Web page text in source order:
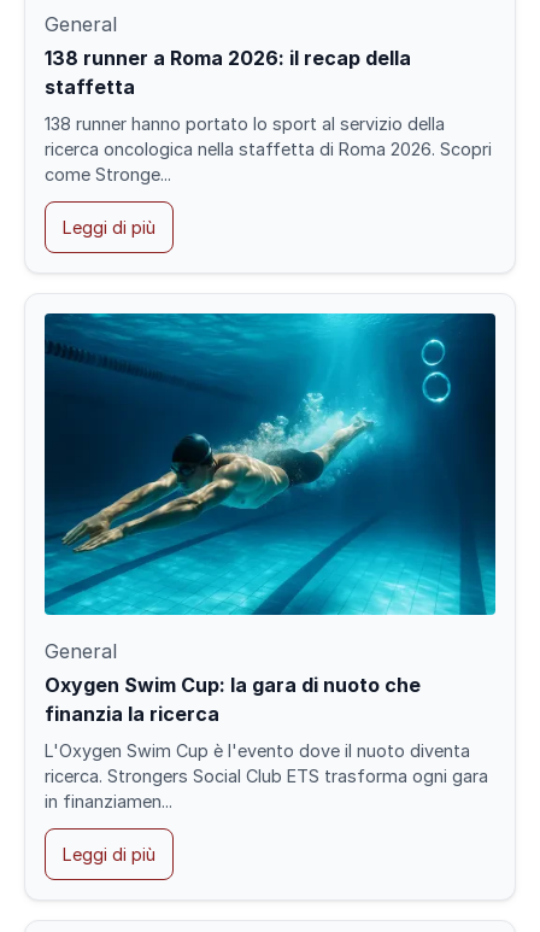
General
138 runner a Roma 2026: il recap della
staffetta
138 runner hanno portato lo sport al servizio della
ricerca oncologica nella staffetta di Roma 2026. Scopri
come Stronge...
Leggi di più
General
Oxygen Swim Cup: la gara di nuoto che
finanzia la ricerca
L'Oxygen Swim Cup è l'evento dove il nuoto diventa
ricerca. Strongers Social Club ETS trasforma ogni gara
in finanziamen...
Leggi di più